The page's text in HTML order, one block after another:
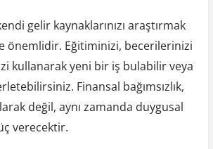
gelir kaynaklarınızı araştırmak
önemlidir. Eğitiminizi, becerilerinizi
kullanarak yeni bir iş bulabilir veya
Finansal bağımsızlık,
değil, aynı zamanda duygusal
verecektir.